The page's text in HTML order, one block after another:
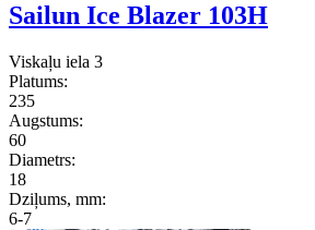
Sailun Ice Blazer 103H
Viskaļu iela 3
Platums:
235
Augstums:
60
Diametrs:
18
Dziļums, mm:
6-7